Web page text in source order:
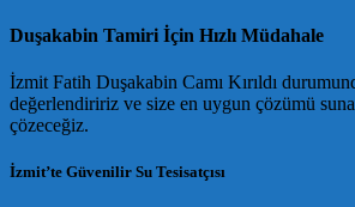
Duşakabin Tamiri İçin Hızlı Müdahale
İzmit Fatih Duşakabin Camı Kırıldı
değerlendiririz ve size en uygun çözümü
çözeceğiz.
İzmit’te Güvenilir Su Tesisatçısı